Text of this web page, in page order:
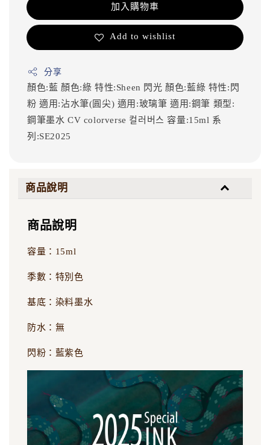
加入購物車
Add to wishlist
分享
顏色:藍 顏色:綠 特性:Sheen 閃光顏色:藍綠 特性:閃
粉適用:沾水筆(圓尖) 適用:玻璃筆適用:鋼筆 類型:
鋼筆墨水 CV colorverse 컬러버스 容量:15ml 系
列:SE2025
商品說明
商品說明
容量：15ml
季數：特別色
基底：染料墨水
防水：無
閃粉：藍紫色